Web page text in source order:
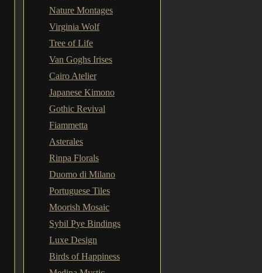
Nature Montages
Virginia Wolf
Tree of Life
Van Goghs Irises
Cairo Atelier
Japanese Kimono
Gothic Revival
Fiammetta
Asterales
Rinpa Florals
Duomo di Milano
Portuguese Tiles
Moorish Mosaic
Sybil Pye Bindings
Luxe Design
Birds of Happiness